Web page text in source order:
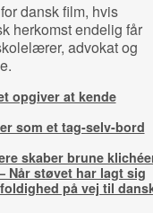
dansk film, hvis
herkomst endelig får
advokat og
opgiver at kende
som et tag-selv-bord
skaber brune
Når støvet har lagt sig
på vej til